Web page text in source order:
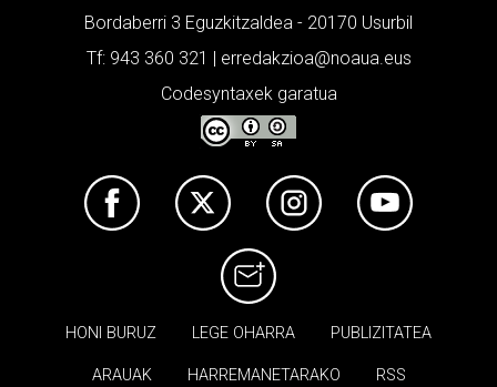
Bordaberri 3 Eguzkitzaldea - 20170 Usurbil
Tf: 943 360 321 | erredakzioa@noaua.eus
Codesyntaxek garatua
HONI BURUZ LEGE OHARRA PUBLIZITATEA
ARAUAK HARREMANETARAKO RSS